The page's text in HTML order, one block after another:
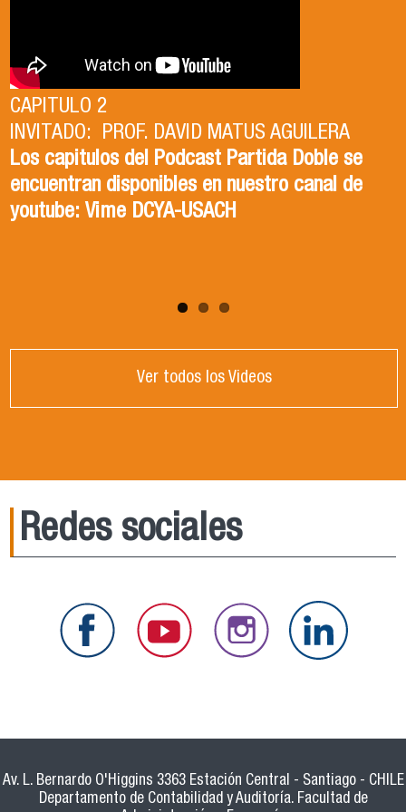
CAPITULO 2
INVITADO: PROF. DAVID MATUS AGUILERA
Los capitulos del Podcast Partida Doble se
encuentran disponibles en nuestro canal de
youtube: Vime DCYA-USACH
CAPITULO 1
INVITADA: DRA. ISABEL TORRES ZAPATA
Los capitulos del Podcast Partida Doble se
encuentran disponibles en nuestro canal de
Ver todos los Videos
Redes sociales
Av. L. Bernardo O'Higgins 3363 Estación Central - Santiago - CHILE
Departamento de Contabilidad y Auditoría. Facultad de